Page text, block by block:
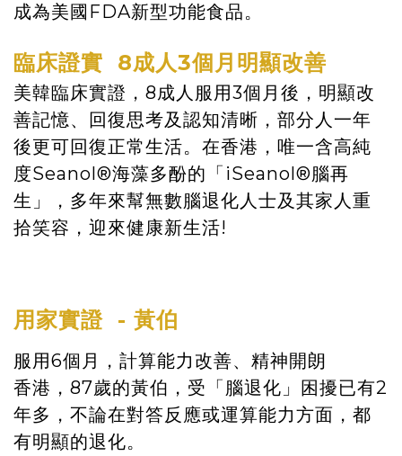
成為美國FDA新型功能食品。
臨床證實 8成人3個月明顯改善
美韓臨床實證，8成人服用3個月後，明顯改
善記憶、回復思考及認知清晰，部分人一年
後更可回復正常生活。在香港，唯一含高純
度Seanol®️海藻多酚的「iSeanol®腦再
生」，多年來幫無數腦退化人士及其家人重
拾笑容，迎來健康新生活!
用家實證 - 黃伯
服用6個月，計算能力改善、精神開朗
香港，87歲的黃伯，受「腦退化」困擾已有2
年多，不論在對答反應或運算能力方面，都
有明顯的退化。